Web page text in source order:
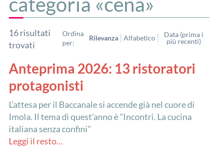
16risultati
trovati
Ordina
per:
Rilevanza Alfabetico
Data (prima i
più recenti)
Anteprima 2026: 13 ristoratori
protagonisti
L’attesa per il Baccanale si accende già nel cuore di
Imola. Il tema di quest'anno è "Incontri. La cucina
italiana senza confini"
Leggi il resto…